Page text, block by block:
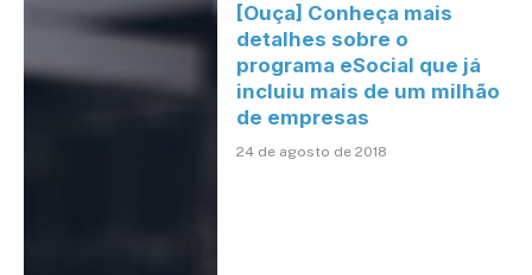
[Ouça] Conheça mais
detalhes sobre o
programa eSocial que já
incluiu mais de um milhão
de empresas
24 de agosto de 2018